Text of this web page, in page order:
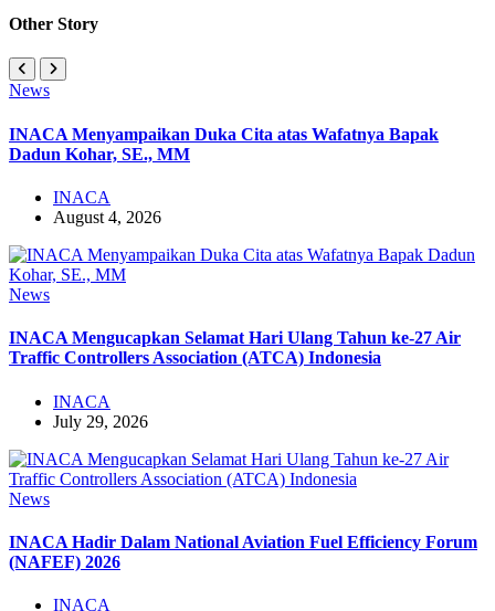
Other Story
News
INACA Menyampaikan Duka Cita atas Wafatnya Bapak
Dadun Kohar, SE., MM
INACA
August 4, 2026
News
INACA Mengucapkan Selamat Hari Ulang Tahun ke-27 Air
Traffic Controllers Association (ATCA) Indonesia
INACA
July 29, 2026
News
INACA Hadir Dalam National Aviation Fuel Efficiency Forum
(NAFEF) 2026
INACA